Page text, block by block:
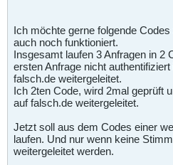
Ich möchte gerne folgende
auch noch funktioniert.
Insgesamt laufen 3 Anfragen in 2
ersten Anfrage nicht
falsch.de weitergeleitet.
Ich 2ten Code, wird 2mal geprüft
auf falsch.de weitergeleitet.
Jetzt soll aus dem Codes einer
laufen. Und nur wenn keine
weitergeleitet werden.